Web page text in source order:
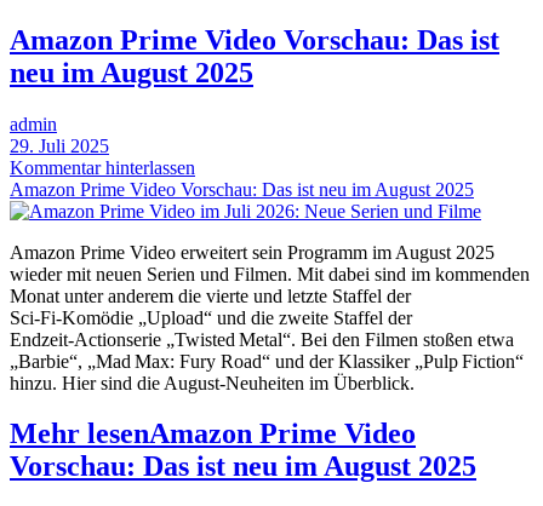
Amazon Prime Video Vorschau: Das ist
neu im August 2025
admin
29. Juli 2025
Kommentar hinterlassen
Amazon Prime Video Vorschau: Das ist neu im August 2025
Amazon Prime Video erweitert sein Programm im August 2025
wieder mit neuen Serien und Filmen. Mit dabei sind im kommenden
Monat unter anderem die vierte und letzte Staffel der
Sci‑Fi‑Komödie „Upload“ und die zweite Staffel der
Endzeit‑Actionserie „Twisted Metal“. Bei den Filmen stoßen etwa
„Barbie“, „Mad Max: Fury Road“ und der Klassiker „Pulp Fiction“
hinzu. Hier sind die August-Neuheiten im Überblick.
Mehr lesenAmazon Prime Video
Vorschau: Das ist neu im August 2025